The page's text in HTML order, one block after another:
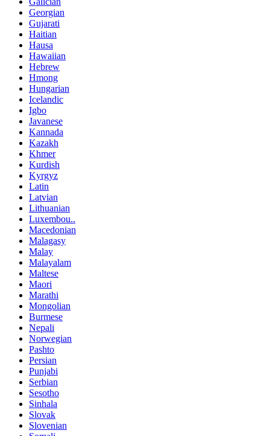
Georgian
Gujarati
Haitian
Hausa
Hawaiian
Hebrew
Hmong
Hungarian
Icelandic
Igbo
Javanese
Kannada
Kazakh
Khmer
Kurdish
Kyrgyz
Latin
Latvian
Lithuanian
Luxembou..
Macedonian
Malagasy
Malay
Malayalam
Maltese
Maori
Marathi
Mongolian
Burmese
Nepali
Norwegian
Pashto
Persian
Punjabi
Serbian
Sesotho
Sinhala
Slovak
Slovenian